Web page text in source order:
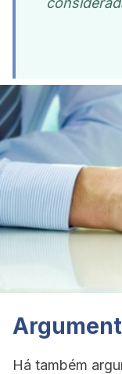
Há também